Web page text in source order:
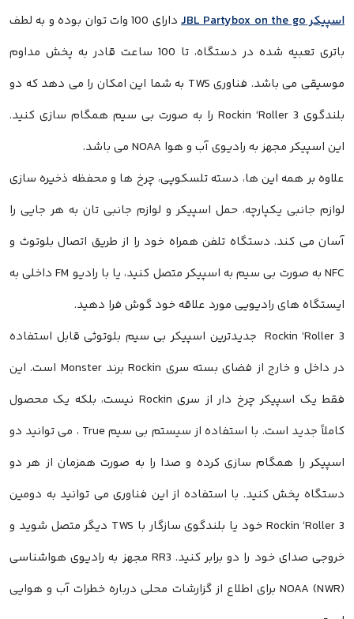
اسپیکر JBL Partybox on the go
دارای 100 وات توان بوده و به لطف
باتری تعبیه شده در دستگاه، تا 100 ساعت قادر به پخش مداوم
موسیقی می باشد. فناوری TWS به شما این امکان را می دهد که دو
بلندگوی Rockin ‘Roller 3 را به صورت بی سیم همگام سازی کنید.
این اسپیکر مجهز به رادیوی آب و هوا NOAA می باشد.
علاوه بر همه این ها، دسته تلسکوپی، چرخ ها و محفظه ذخیره سازی
لوازم جانبی یکپارچه، حمل اسپیکر و لوازم جانبی تان به هر جایی را
آسان می کند. دستگاه تلفن همراه خود را از طریق اتصال بلوتوث و
NFC به صورت بی سیم به اسپیکر متصل کنید، یا با رادیو FM داخلی به
ایستگاه های رادیویی مورد علاقه خود گوش فرا دهید.
Rockin ‘Roller 3 جدیدترین اسپیکر بی سیم بلوتوثی قابل استفاده
در داخل و خارج از فضای بسته سری Rockin برند Monster است. این
فقط یک اسپیکر چرخ دار از سری Rockin نیست، بلکه یک محصول
کاملاً جدید است. با استفاده از سیستم بی سیم True ، می توانید دو
اسپیکر را همگام سازی کرده و صدا را به صورت همزمان از هر دو
دستگاه پخش کنید. با استفاده از این فناوری می توانید به دومین
Rockin ‘Roller 3 خود یا بلندگوی سازگار با TWS دیگر متصل شوید و
خروجی صدای خود را دو برابر کنید. RR3 مجهز به رادیوی هواشناسی
NOAA (NWR) برای اطلاع از گزارشات محلی درباره خطرات آب و هوایی